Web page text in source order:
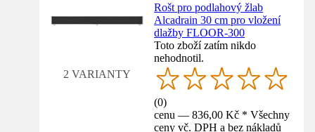
2 VARIANTY
Rošt pro podlahový žlab
Alcadrain 30 cm pro vložení
dlažby FLOOR-300
Toto zboží zatím nikdo
nehodnotil.
(0)
cenu — 836,00 Kč * Všechny
ceny vč. DPH a bez nákladů